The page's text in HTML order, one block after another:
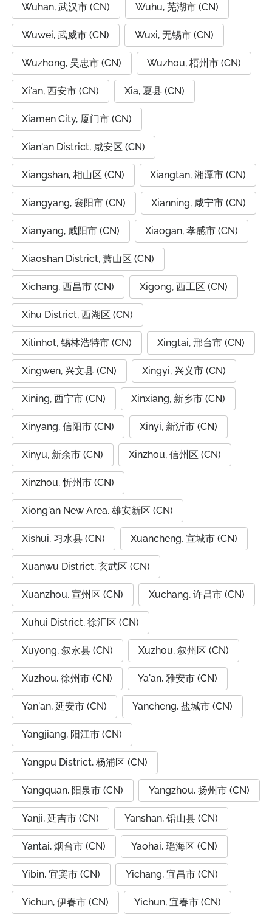
Wuhan, 武汉市 (CN) Wuhu, 芜湖市 (CN)
Wuwei, 武威市 (CN) Wuxi, 无锡市 (CN)
Wuzhong, 吴忠市 (CN) Wuzhou, 梧州市 (CN)
Xi'an, 西安市 (CN) Xia, 夏县 (CN)
Xiamen City, 厦门市 (CN)
Xian'an District, 咸安区 (CN)
Xiangshan, 相山区 (CN) Xiangtan, 湘潭市 (CN)
Xiangyang, 襄阳市 (CN) Xianning, 咸宁市 (CN)
Xianyang, 咸阳市 (CN) Xiaogan, 孝感市 (CN)
Xiaoshan District, 萧山区 (CN)
Xichang, 西昌市 (CN) Xigong, 西工区 (CN)
Xihu District, 西湖区 (CN)
Xilinhot, 锡林浩特市 (CN) Xingtai, 邢台市 (CN)
Xingwen, 兴文县 (CN) Xingyi, 兴义市 (CN)
Xining, 西宁市 (CN) Xinxiang, 新乡市 (CN)
Xinyang, 信阳市 (CN) Xinyi, 新沂市 (CN)
Xinyu, 新余市 (CN) Xinzhou, 信州区 (CN)
Xinzhou, 忻州市 (CN)
Xiong'an New Area, 雄安新区 (CN)
Xishui, 习水县 (CN) Xuancheng, 宣城市 (CN)
Xuanwu District, 玄武区 (CN)
Xuanzhou, 宣州区 (CN) Xuchang, 许昌市 (CN)
Xuhui District, 徐汇区 (CN)
Xuyong, 叙永县 (CN) Xuzhou, 叙州区 (CN)
Xuzhou, 徐州市 (CN) Ya'an, 雅安市 (CN)
Yan'an, 延安市 (CN) Yancheng, 盐城市 (CN)
Yangjiang, 阳江市 (CN)
Yangpu District, 杨浦区 (CN)
Yangquan, 阳泉市 (CN) Yangzhou, 扬州市 (CN)
Yanji, 延吉市 (CN) Yanshan, 铅山县 (CN)
Yantai, 烟台市 (CN) Yaohai, 瑶海区 (CN)
Yibin, 宜宾市 (CN) Yichang, 宜昌市 (CN)
Yichun, 伊春市 (CN) Yichun, 宜春市 (CN)